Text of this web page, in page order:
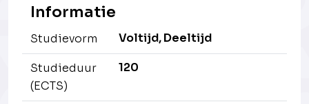
Informatie
Studievorm Voltijd, Deeltijd
Studieduur
(ECTS)
120